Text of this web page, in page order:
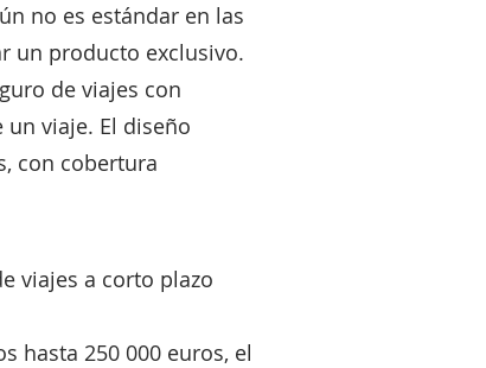
no es estándar en las
un producto exclusivo.
de viajes con
viaje. El diseño
con cobertura
viajes a corto plazo
hasta 250 000 euros, el